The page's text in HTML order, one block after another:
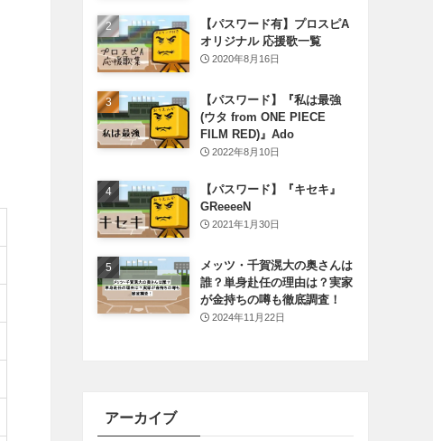
【パスワード有】プロスピA
オリジナル 応援歌一覧
2020年8月16日
【パスワード】『私は最強
(ウタ from ONE PIECE
FILM RED)』Ado
2022年8月10日
【パスワード】『キセキ』
GReeeeN
2021年1月30日
メッツ・千賀滉大の奥さんは
誰？単身赴任の理由は？実家
が金持ちの噂も徹底調査！
2024年11月22日
アーカイブ